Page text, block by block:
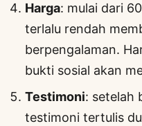
Harga: mulai dari
terlalu rendah
berpengalaman.
bukti sosial akan
Testimoni: setelah
testimoni tertulis